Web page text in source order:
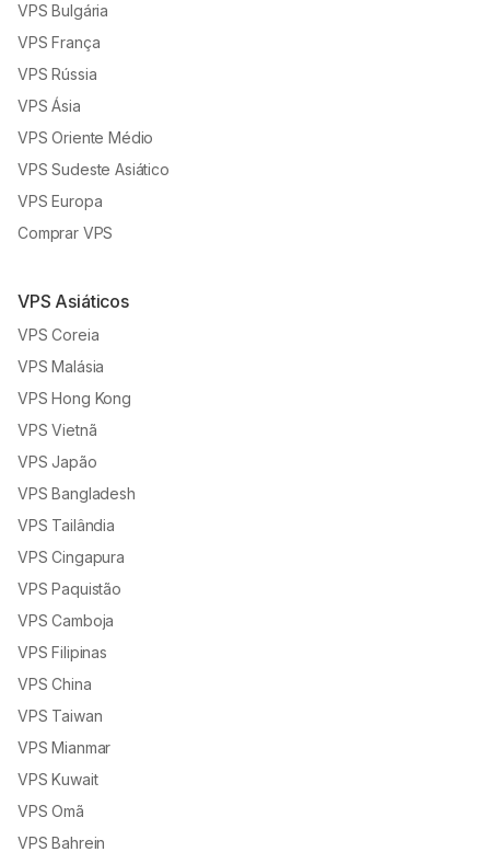
VPS Bulgária
VPS França
VPS Rússia
VPS Ásia
VPS Oriente Médio
VPS Sudeste Asiático
VPS Europa
Comprar VPS
VPS Asiáticos
VPS Coreia
VPS Malásia
VPS Hong Kong
VPS Vietnã
VPS Japão
VPS Bangladesh
VPS Tailândia
VPS Cingapura
VPS Paquistão
VPS Camboja
VPS Filipinas
VPS China
VPS Taiwan
VPS Mianmar
VPS Kuwait
VPS Omã
VPS Bahrein